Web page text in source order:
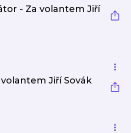
- Za volantem Jiří
Jiří Sovák